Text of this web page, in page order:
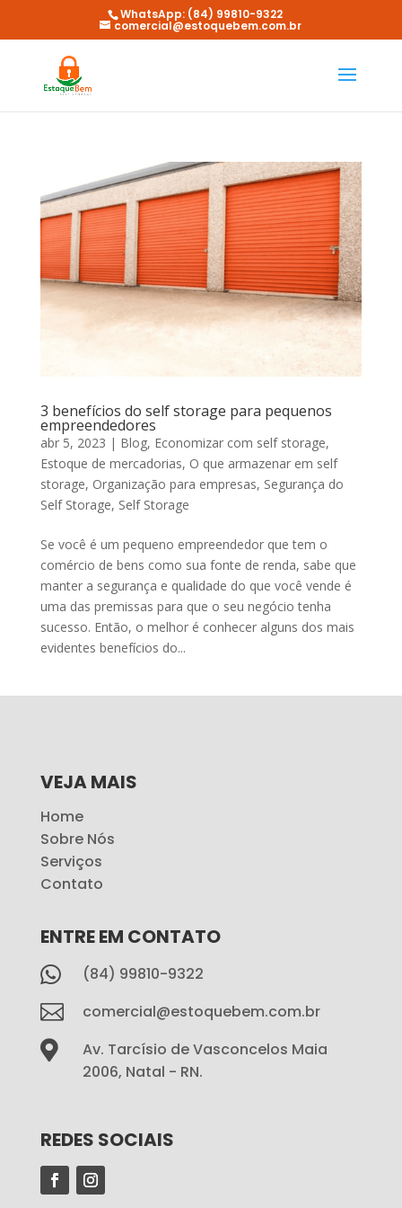
WhatsApp: (84) 99810-9322
comercial@estoquebem.com.br
3 benefícios do self storage para pequenos
empreendedores
abr 5, 2023 | Blog, Economizar com self storage,
Estoque de mercadorias, O que armazenar em self
storage, Organização para empresas, Segurança do
Self Storage, Self Storage
Se você é um pequeno empreendedor que tem o
comércio de bens como sua fonte de renda, sabe que
manter a segurança e qualidade do que você vende é
uma das premissas para que o seu negócio tenha
sucesso. Então, o melhor é conhecer alguns dos mais
evidentes benefícios do...
VEJA MAIS
Home
Sobre Nós
Serviços
Contato
ENTRE EM CONTATO
 (84) 99810-9322
 comercial@estoquebem.com.br

Av. Tarcísio de Vasconcelos Maia
2006, Natal - RN.
REDES SOCIAIS